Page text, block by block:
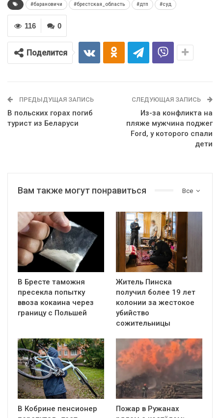
#барановичи #брестская_область #дтп #суд
0
116
Поделится
ПРЕДЫДУЩАЯ ЗАПИСЬ
В польских горах погиб
турист из Беларуси
СЛЕДУЮЩАЯ ЗАПИСЬ
Из-за конфликта на
пляже мужчина поджег
Ford, у которого спали
дети
Все
Вам также могут понравиться
В Бресте таможня
пресекла попытку
ввоза кокаина через
границу с Польшей
Житель Пинска
получил более 19 лет
колонии за жестокое
убийство
сожительницы
В Кобрине пенсионер
Пожар в Ружанах